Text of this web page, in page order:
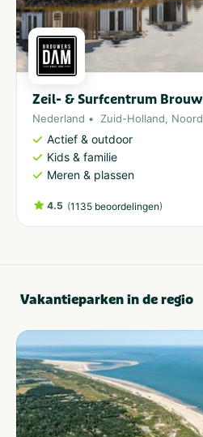
Zeil- & Surfcentrum
Nederland Zuid-Holland,
Actief & outdoor
Kids & familie
Meren & plassen
4.5 (1135 beoordelingen)
Vakantieparken in de regio